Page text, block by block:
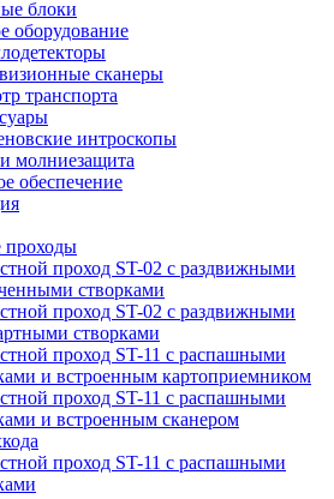
блоки
оборудование
сканеры
транспорта
интроскопы
молниезащита
обеспечение
проходы
проход ST-02 с раздвижными
створками
проход ST-02 с раздвижными
створками
проход ST-11 с распашными
и встроенным картоприемником
проход ST-11 с распашными
и встроенным сканером
проход ST-11 с распашными